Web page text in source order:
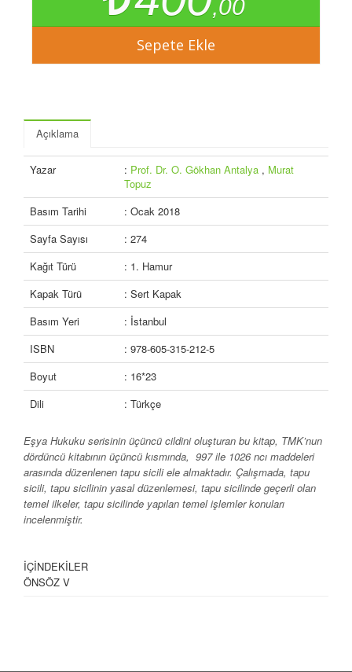
,00
Açıklama
Yazar : Prof. Dr. O. Gökhan Antalya , Murat
Topuz
Basım Tarihi
: Ocak 2018
Sayfa Sayısı
: 274
Kağıt Türü
: 1. Hamur
Kapak Türü
: Sert Kapak
Basım Yeri
: İstanbul
ISBN
: 978-605-315-212-5
Boyut
: 16*23
Dili
: Türkçe
Eşya Hukuku serisinin üçüncü cildini oluşturan bu kitap, TMK’nun
dördüncü kitabının üçüncü kısmında, 997 ile 1026 ncı maddeleri
arasında düzenlenen tapu sicili ele almaktadır. Çalışmada, tapu
sicili, tapu sicilinin yasal düzenlemesi, tapu sicilinde geçerli olan
temel ilkeler, tapu sicilinde yapılan temel işlemler konuları
incelenmiştir.
İÇİNDEKİLER
ÖNSÖZ V